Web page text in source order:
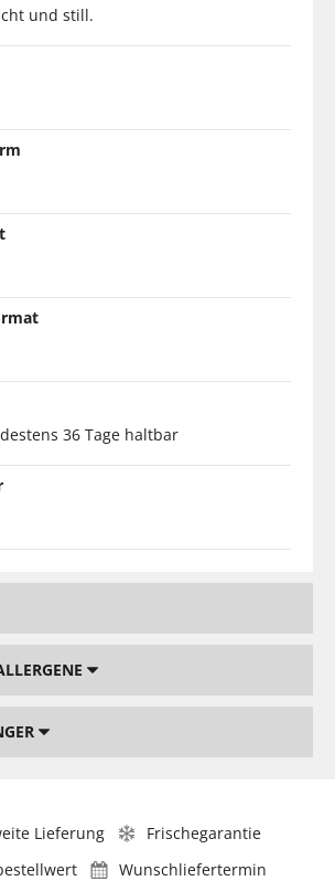
und still.
36 Tage haltbar
Lieferung
Frischegarantie
Wunschliefertermin